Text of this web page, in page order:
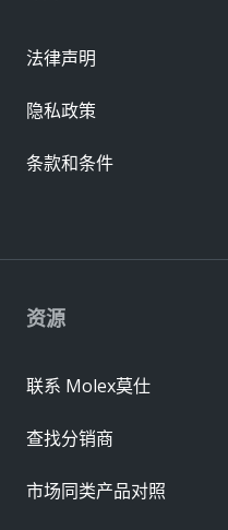
资源
联系 Molex莫仕
查找分销商
市场同类产品对照
法律声明
隐私政策
条款和条件